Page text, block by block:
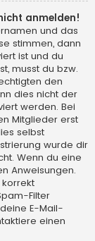
anmelden!
und das
stimmen, dann
ist und du
musst du bzw.
den
dies nicht der
werden. Bei
Mitglieder erst
selbst
wurde dir
Wenn du eine
Anweisungen.
Filter
E-Mail-
einen